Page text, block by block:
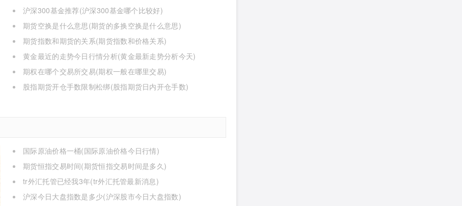
沪深300基金推荐(沪深300基金哪个比较好)
期货空换是什么意思(期货的多换空换是什么意思)
期货指数和期货的关系(期货指数和价格关系)
黄金最近的走势今日行情分析(黄金最新走势分析今天)
期权在哪个交易所交易(期权一般在哪里交易)
股指期货开仓手数限制松绑(股指期货日内开仓手数)
国际原油价格一桶(国际原油价格今日行情)
期货恒指交易时间(期货恒指交易时间是多久)
tr外汇托管已经我3年(tr外汇托管最新消息)
沪深今日大盘指数是多少(沪深股市今日大盘指数)